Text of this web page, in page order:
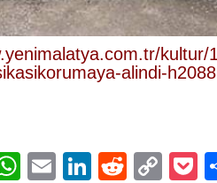
kultur/
alindi-
WhatsApp
EmailLinkedIn
Reddit